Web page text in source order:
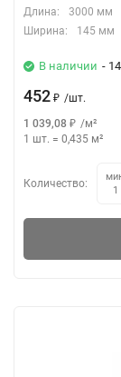
Длина:
3000 мм
Ширина:
145 мм
В наличии -
452 ₽ /шт.
1 039,08 ₽ /м²
1 шт. = 0,435 м²
Количество:
1